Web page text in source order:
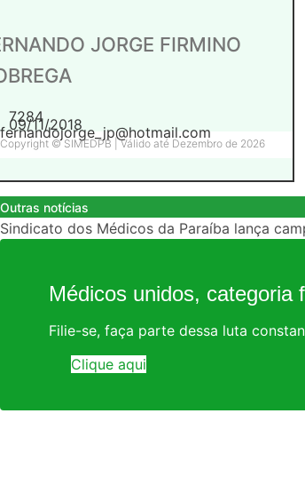
JORGE FIRMINO
7284
09/11/2018
fernandojorge_jp@hotmail.com
Copyright © SIMEDPB | Válido até Dezembro de 2026
Outras notícias
Sindicato dos Médicos da Paraíba lança
Médicos unidos, categoria
Filie-se, faça parte dessa luta
Clique aqui